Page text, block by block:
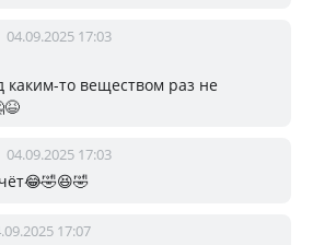
04.09.2025 17:03
каким-то веществом раз не
04.09.2025 17:03
17:07